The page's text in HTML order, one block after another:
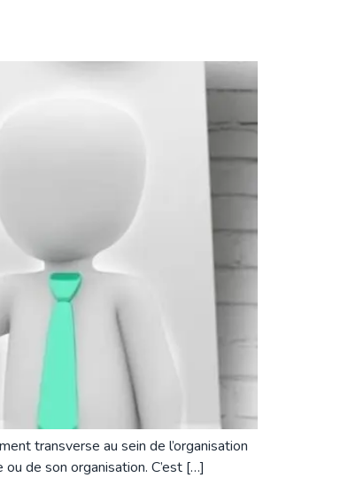
transverse au sein de l’organisation
de son organisation. C’est […]